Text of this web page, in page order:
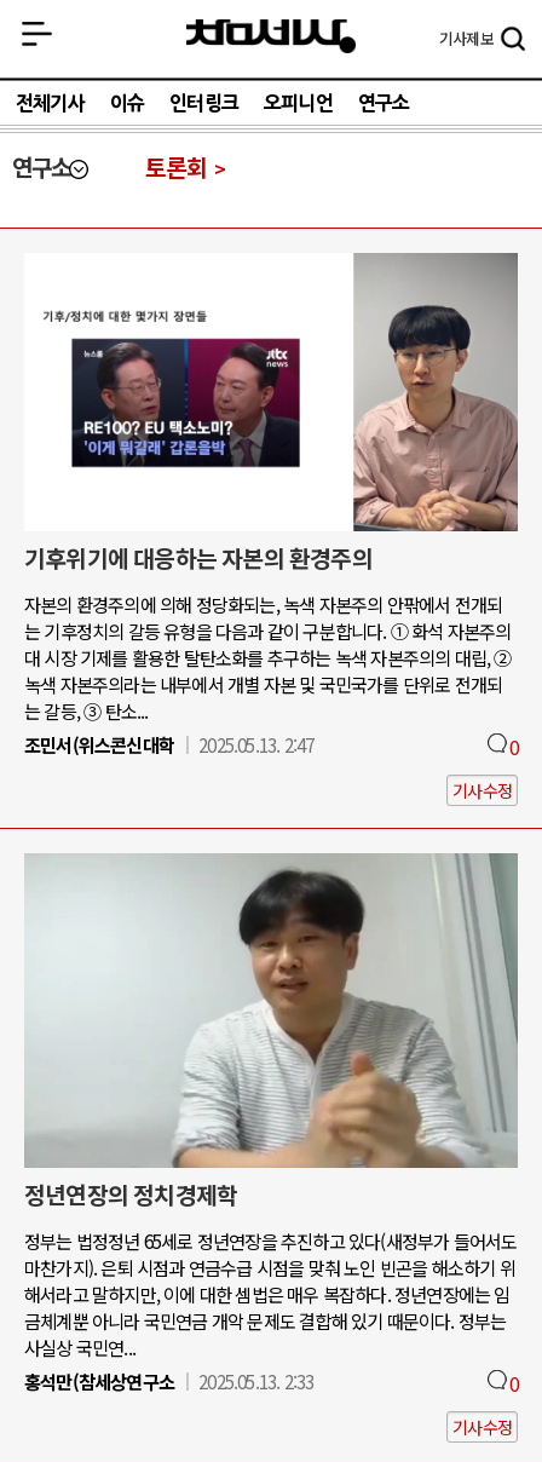
기사제보
전체기사 이슈 인터링크 오피니언 연구소
연구소 토론회
기후위기에 대응하는 자본의 환경주의
자본의 환경주의에 의해 정당화되는, 녹색 자본주의 안팎에서 전개되
는 기후정치의 갈등 유형을 다음과 같이 구분합니다. ① 화석 자본주의
대 시장 기제를 활용한 탈탄소화를 추구하는 녹색 자본주의의 대립, ②
녹색 자본주의라는 내부에서 개별 자본 및 국민국가를 단위로 전개되
는 갈등, ③ 탄소...
조민서(위스콘신대학
2025.05.13. 2:47 0
기사수정
정년연장의 정치경제학
정부는 법정정년 65세로 정년연장을 추진하고 있다(새정부가 들어서도
마찬가지). 은퇴 시점과 연금수급 시점을 맞춰 노인 빈곤을 해소하기 위
해서라고 말하지만, 이에 대한 셈법은 매우 복잡하다. 정년연장에는 임
금체계뿐 아니라 국민연금 개악 문제도 결합해 있기 때문이다. 정부는
사실상 국민연...
홍석만(참세상연구소
2025.05.13. 2:33 0
기사수정